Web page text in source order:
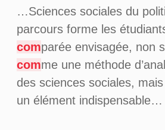
…Sciences sociales du
parcours forme les
comparée envisagée, non
comme une méthode
des sciences sociales,
un élément indispensable…